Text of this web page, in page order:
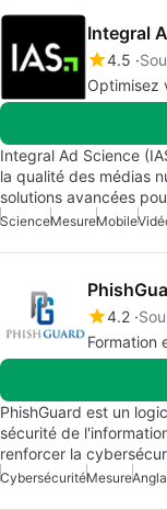
Integral
4.5
Optimisez
Integral Ad Science
la qualité des médias
solutions avancées
ScienceMesureMobile
4.2
Formation
PhishGuard est un
sécurité de
renforcer la
CybersécuritéMesure